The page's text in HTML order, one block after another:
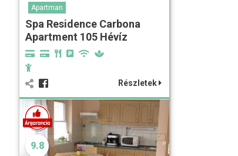
Apartman
Spa Residence Carbona
Apartment 105 Hévíz
Részletek
9.8